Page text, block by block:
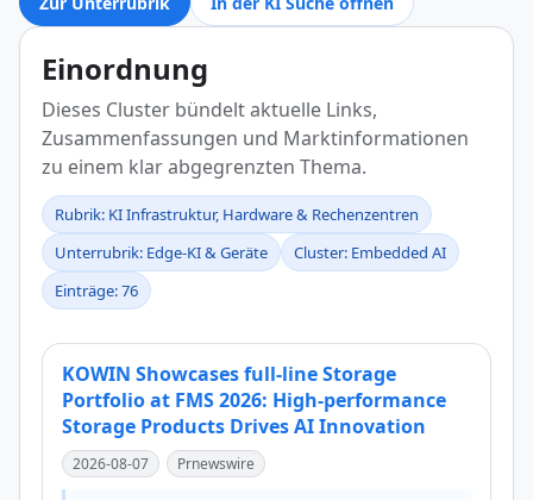
Einordnung
Dieses Cluster bündelt aktuelle Links,
Zusammenfassungen und Marktinformationen
zu einem klar abgegrenzten Thema.
Rubrik: KI Infrastruktur, Hardware & Rechenzentren
Unterrubrik: Edge-KI & Geräte
Cluster: Embedded AI
Einträge: 76
KOWIN Showcases full-line Storage
Portfolio at FMS 2026: High-performance
Storage Products Drives AI Innovation
2026-08-07 Prnewswire